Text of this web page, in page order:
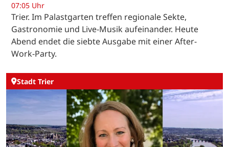
07:05 Uhr
Trier. Im Palastgarten treffen regionale Sekte,
Gastronomie und Live-Musik aufeinander. Heute
Abend endet die siebte Ausgabe mit einer After-
Work-Party.
Stadt Trier